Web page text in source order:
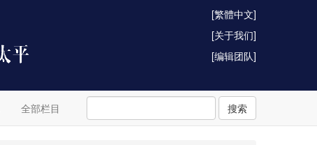
[繁體中文]
[关于我们]
[编辑团队]
全部栏目 搜索